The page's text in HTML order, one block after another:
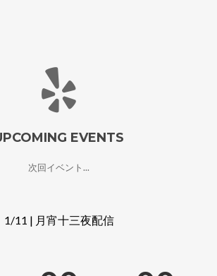
EVENTS
次回イベント...
1/11 | 月宵十三夜配信